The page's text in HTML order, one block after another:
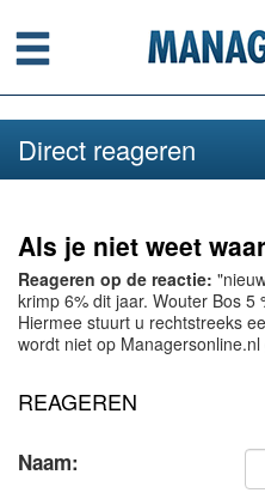
Menu
Direct reageren
Als je niet weet
Reageren op de reactie:
krimp 6% dit jaar. Wouter Bos 5
Hiermee stuurt u rechtstreeks
wordt niet op Managersonline.nl
REAGEREN
Naam: